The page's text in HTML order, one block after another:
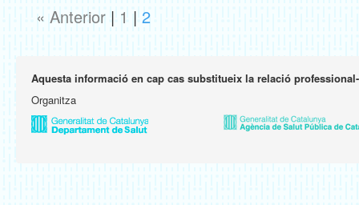
« Anterior | 1 | 2
Aquesta informació en cap cas substitueix la relació
Organitza